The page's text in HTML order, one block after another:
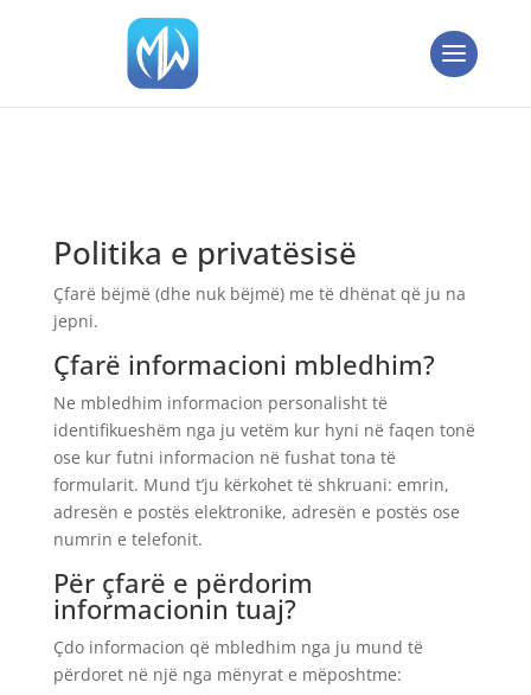
Politika e privatësisë
Çfarë bëjmë (dhe nuk bëjmë) me të dhënat që ju na
jepni.
Çfarë informacioni mbledhim?
Ne mbledhim informacion personalisht të
identifikueshëm nga ju vetëm kur hyni në faqen tonë
ose kur futni informacion në fushat tona të
formularit. Mund t’ju kërkohet të shkruani: emrin,
adresën e postës elektronike, adresën e postës ose
numrin e telefonit.
Për çfarë e përdorim
informacionin tuaj?
Çdo informacion që mbledhim nga ju mund të
përdoret në një nga mënyrat e mëposhtme: